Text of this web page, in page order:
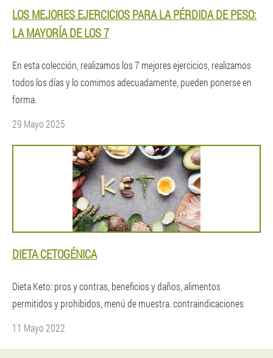
LOS MEJORES EJERCICIOS PARA LA PÉRDIDA DE PESO:
LA MAYORÍA DE LOS 7
En esta colección, realizamos los 7 mejores ejercicios, realizamos
todos los días y lo comimos adecuadamente, pueden ponerse en
forma.
29 Mayo 2025
DIETA CETOGÉNICA
Dieta Keto: pros y contras, beneficios y daños, alimentos
permitidos y prohibidos, menú de muestra. contraindicaciones
11 Mayo 2022